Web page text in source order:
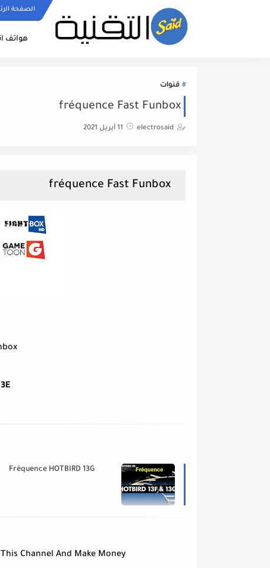
الصفحة
هواتف
قنوات
fréquence Fast Funbox
electrosaid 11 أبريل 2021
Fréquence HOTBIRD 13G
Channel And Make Money